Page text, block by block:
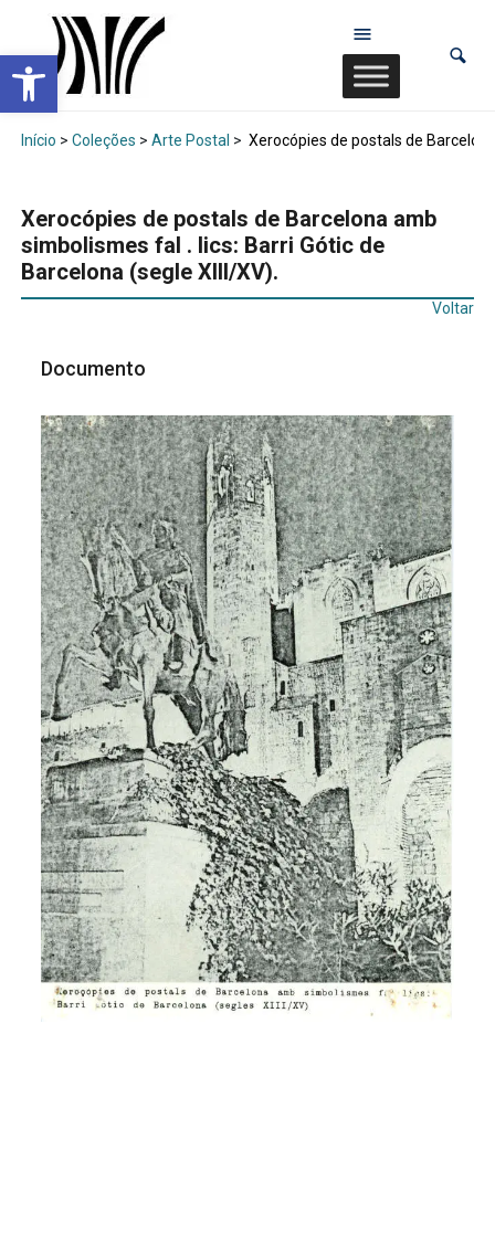
Abrir a barra de ferramentas
Início > Coleções > Arte Postal > Xerocópies de postals de
Xerocópies de postals de Barcelona amb
simbolismes fal . lics: Barri Gótic de
Barcelona (segle XIII/XV).
Voltar
Documento